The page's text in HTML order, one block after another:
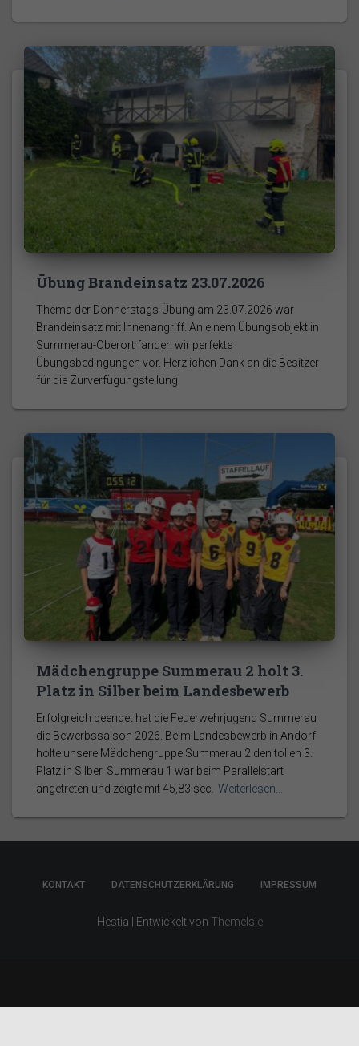
Übung Brandeinsatz 23.07.2026
Thema der Donnerstags-Übung am 23.07.2026 war
Brandeinsatz mit Innenangriff. An einem Übungsobjekt in
Summerau-Oberort fanden wir perfekte
Übungsbedingungen vor. Herzlichen Dank an die Besitzer
für die Zurverfügungstellung!
Mädchengruppe Summerau 2 holt 3.
Platz in Silber beim Landesbewerb
Erfolgreich beendet hat die Feuerwehrjugend Summerau
die Bewerbssaison 2026. Beim Landesbewerb in Andorf
holte unsere Mädchengruppe Summerau 2 den tollen 3.
Platz in Silber. Summerau 1 war beim Parallelstart
angetreten und zeigte mit 45,83 sec. Weiterlesen…
KONTAKT DATENSCHUTZERKLÄRUNG IMPRESSUM
Hestia | Entwickelt von ThemeIsle